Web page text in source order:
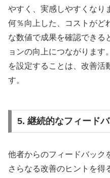
やすく、実感しやすくなり
何％向上した、コストがど
な数値で成果を確認できる
ョンの向上につながりま
を設定することは、改善活
す。
5. 継続的なフィード
他者からのフィードバック
さらなる改善のヒントを得